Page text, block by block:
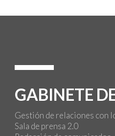
GABINETE
Gestión de relaciones con
Sala de prensa 2.0